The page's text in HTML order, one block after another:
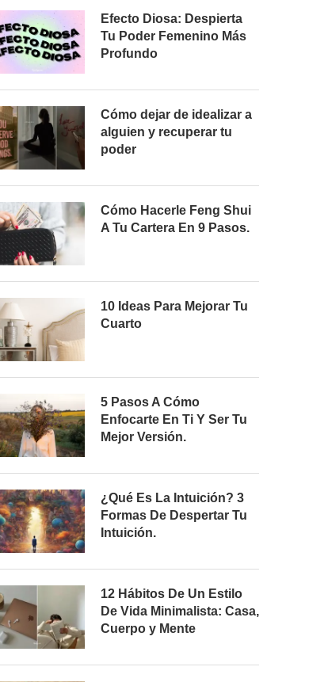
Efecto Diosa: Despierta
Tu Poder Femenino Más
Profundo
Cómo dejar de idealizar a
alguien y recuperar tu
poder
Cómo Hacerle Feng Shui
A Tu Cartera En 9 Pasos.
10 Ideas Para Mejorar Tu
Cuarto
5 Pasos A Cómo
Enfocarte En Ti Y Ser Tu
Mejor Versión.
¿Qué Es La Intuición? 3
Formas De Despertar Tu
Intuición.
12 Hábitos De Un Estilo
De Vida Minimalista: Casa,
Cuerpo y Mente